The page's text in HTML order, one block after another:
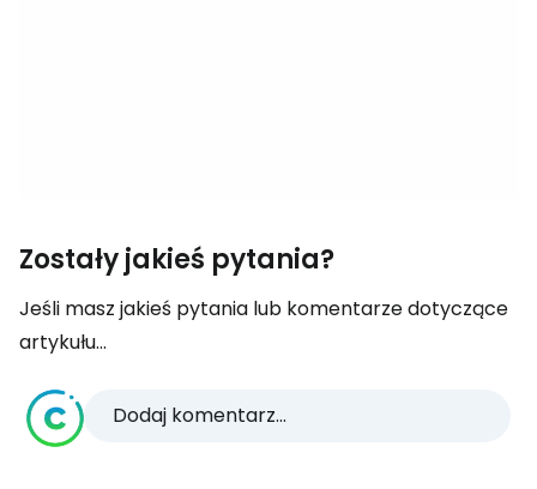
Zostały jakieś pytania?
Jeśli masz jakieś pytania lub komentarze dotyczące
artykułu...
Dodaj komentarz...